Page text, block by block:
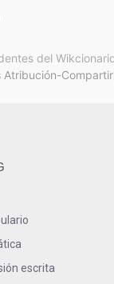
del
Atribución-
escrita